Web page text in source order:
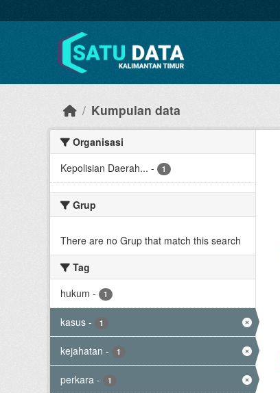
Kumpulan data
Organisasi
Kepolisian Daerah... - 1
Grup
There are no Grup that match this search
Tag
hukum - 1
kasus - 1
kejahatan - 1
perkara - 1